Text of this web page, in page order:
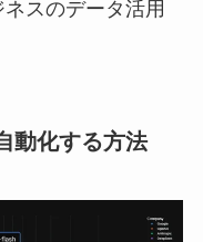
スのデータ活用
動化する方法